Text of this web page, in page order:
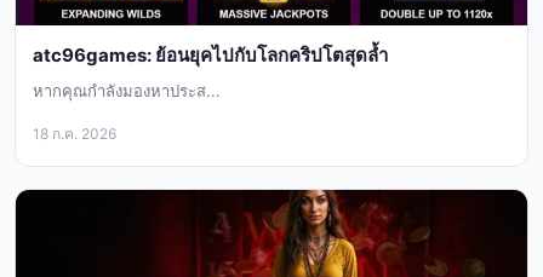
atc96games: ย้อนยุคไปกับโลกคริปโตสุดล้ำ
หากคุณกำลังมองหาประส...
18 ก.ค. 2026